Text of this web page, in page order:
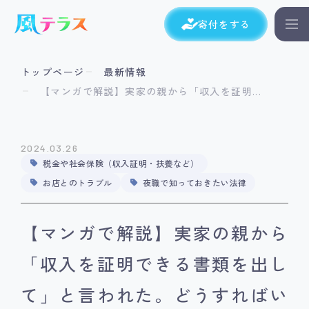
寄付をする
トップページ
最新情報
【マンガで解説】実家の親から「収入を証明...
2024.03.26
税金や社会保険（収入証明・扶養など）
お店とのトラブル
夜職で知っておきたい法律
【マンガで解説】実家の親から
「収入を証明できる書類を出し
て」と言われた。どうすればい